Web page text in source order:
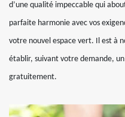
d’une qualité impeccable qui
parfaite harmonie avec vos
votre nouvel espace vert. Il est à
établir, suivant votre demande,
gratuitement.